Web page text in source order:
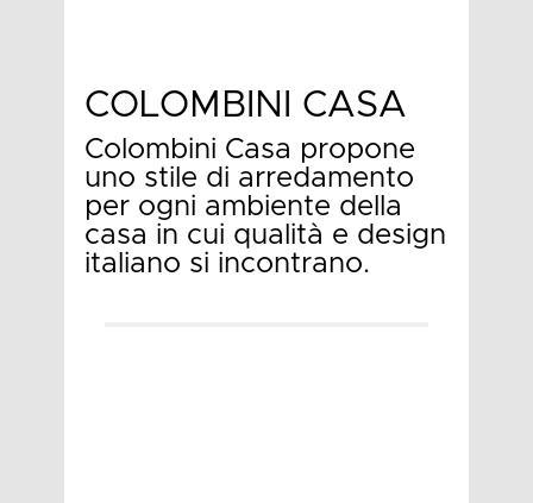
COLOMBINI CASA
Colombini Casa propone
uno stile di arredamento
per ogni ambiente della
casa in cui qualità e design
italiano si incontrano.